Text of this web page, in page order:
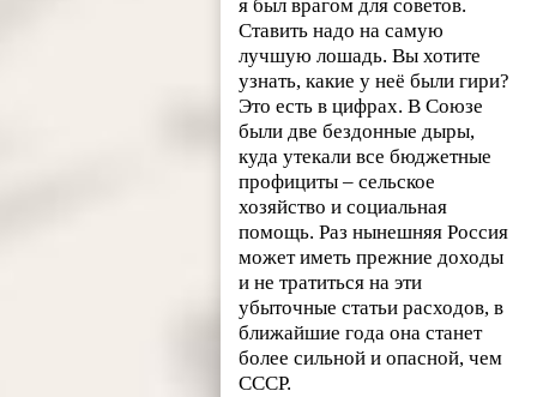
я был врагом для советов.
Ставить надо на самую
лучшую лошадь. Вы хотите
узнать, какие у неё были гири?
Это есть в цифрах. В Союзе
были две бездонные дыры,
куда утекали все бюджетные
профициты – сельское
хозяйство и социальная
помощь. Раз нынешняя Россия
может иметь прежние доходы
и не тратиться на эти
убыточные статьи расходов, в
ближайшие года она станет
более сильной и опасной, чем
СССР.